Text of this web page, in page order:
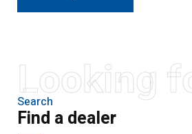
Looking
Search
Find a dealer